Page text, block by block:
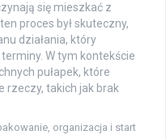
się mieszkać z
proces był skuteczny,
działania, który
W tym kontekście
pułapek, które
rzeczy, takich jak brak
organizacja i start